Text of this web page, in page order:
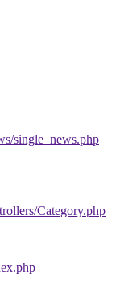
single_news.php
Category.php